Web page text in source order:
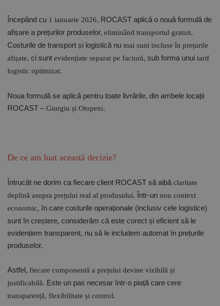
Începând cu 1 ianuarie 2026, ROCAST aplică o nouă formulă de
afișare a prețurilor produselor, eliminând transportul gratuit.
Costurile de transport și logistică nu mai sunt incluse în prețurile
afișate, ci sunt evidențiate separat pe factură, sub forma unui tarif
logistic optimizat.
Noua formulă se aplică pentru toate livrările, din ambele locații
ROCAST –Giurgiu și Otopeni.
De ce am luat această decizie?
Întrucât ne dorim ca fiecare client ROCAST să aibă claritate
deplină asupra prețului real al produsului. Într-un nou context
economic, în care costurile operaționale (inclusiv cele logistice)
sunt în creștere, considerăm că este corect și eficient să le
evidențiem transparent, nu să le includem automat în prețurile
produselor.
Astfel, fiecare componentă a prețului devine vizibilă și
justificabilă. Este un pas necesar într-o piață care cere
transparență, flexibilitate și control.